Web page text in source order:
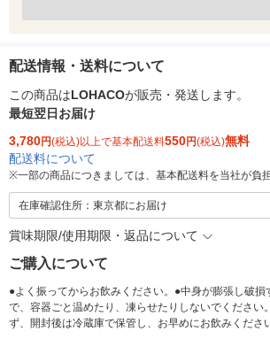
配送情報・送料について
この商品はLOHACOが販売・発送します。
最短翌日お届け
3,780円(税込)以上で基本配送料550円(税込)無料
配送料について
※一部の商品につきましては、基本配送料を当社が負
在庫確認住所：東京都にお届け
賞味期限/使用期限・返品について
ご購入について
●よく振ってからお飲みください。●中身が膨張し破損
で、容器ごと温めたり、凍らせたりしないでください
ず、開封後は冷蔵庫で保管し、お早めにお飲みくださ